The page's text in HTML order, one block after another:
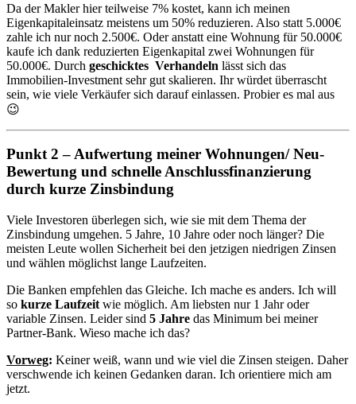
Da der Makler hier teilweise 7% kostet, kann ich meinen
Eigenkapitaleinsatz meistens um 50% reduzieren. Also statt 5.000€
zahle ich nur noch 2.500€. Oder anstatt eine Wohnung für 50.000€
kaufe ich dank reduzierten Eigenkapital zwei Wohnungen für
50.000€. Durch geschicktes Verhandeln lässt sich das
Immobilien-Investment sehr gut skalieren. Ihr würdet überrascht
sein, wie viele Verkäufer sich darauf einlassen. Probier es mal aus
😉
Punkt 2 – Aufwertung meiner Wohnungen/ Neu-
Bewertung und schnelle Anschlussfinanzierung
durch kurze Zinsbindung
Viele Investoren überlegen sich, wie sie mit dem Thema der
Zinsbindung umgehen. 5 Jahre, 10 Jahre oder noch länger? Die
meisten Leute wollen Sicherheit bei den jetzigen niedrigen Zinsen
und wählen möglichst lange Laufzeiten.
Die Banken empfehlen das Gleiche. Ich mache es anders. Ich will
so kurze Laufzeit wie möglich. Am liebsten nur 1 Jahr oder
variable Zinsen. Leider sind 5 Jahre das Minimum bei meiner
Partner-Bank. Wieso mache ich das?
Vorweg: Keiner weiß, wann und wie viel die Zinsen steigen. Daher
verschwende ich keinen Gedanken daran. Ich orientiere mich am
jetzt.